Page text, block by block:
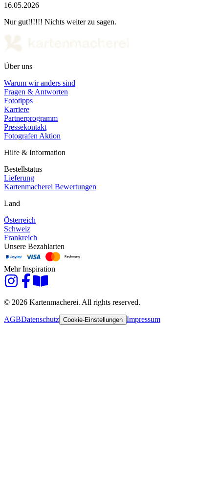
16.05.2026
Nur gut!!!!!! Nichts weiter zu sagen.
Über uns
Warum wir anders sind
Fragen & Antworten
Fototipps
Karriere
Partnerprogramm
Pressekontakt
Fotografen Aktion
Hilfe & Information
Bestellstatus
Lieferung
Kartenmacherei Bewertungen
Land
Österreich
Schweiz
Frankreich
Unsere Bezahlarten
Mehr Inspiration
© 2026 Kartenmacherei. All rights reserved.
AGBDatenschutz Cookie-Einstellungen Impressum